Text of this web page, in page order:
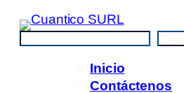
Saltar
contenido
Inicio
Contáctenos